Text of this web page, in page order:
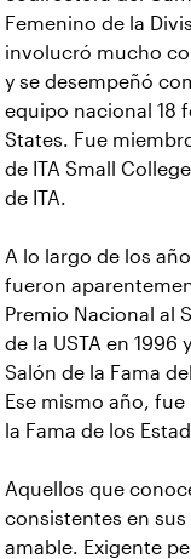
Femenino de la
involucró mucho
y se desempeñó
equipo nacional 18
States. Fue
de ITA Small
de ITA.
A lo largo de los
fueron
Premio Nacional al
de la USTA en 1996
Salón de la Fama
Ese mismo año,
la Fama de los
Aquellos que
consistentes en
amable. Exigente